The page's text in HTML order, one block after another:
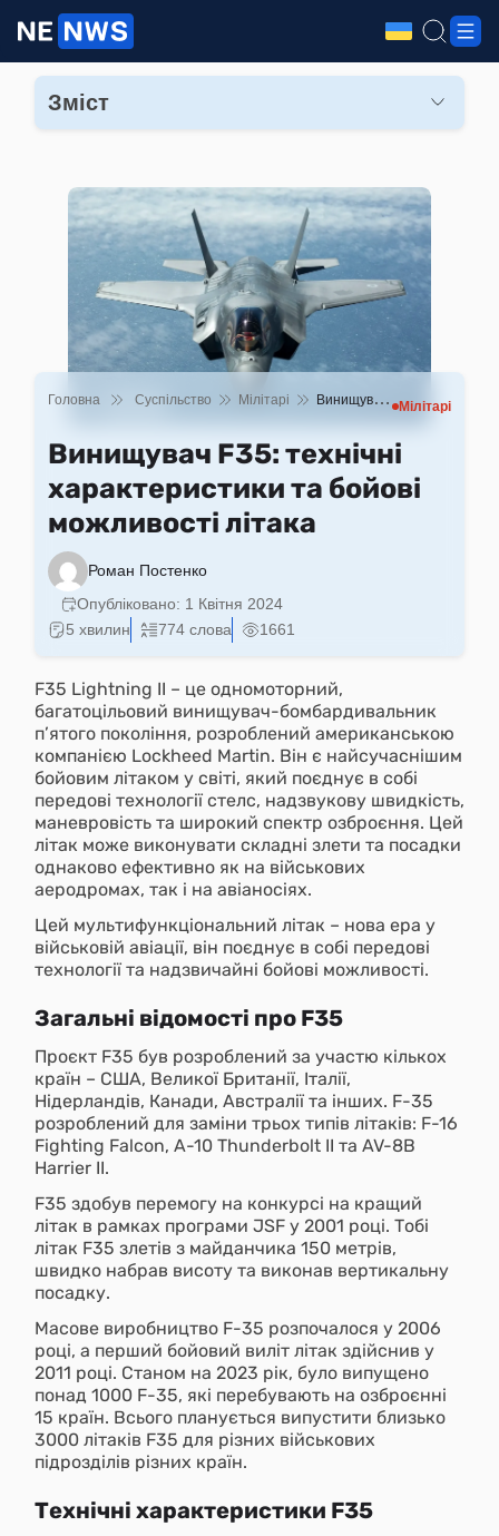
Головна Суспільство Мілітарі Винищувач F35: технічні характеристики та бойові можливості літака Мілітарі
Винищувач F35: технічні
характеристики та бойові
можливості літака
Роман Постенко
5 хвилин 774 слова 1661
Опубліковано: 1 Квітня 2024
F35 Lightning II – це одномоторний,
багатоцільовий винищувач-бомбардивальник
п’ятого покоління, розроблений американською
компанією Lockheed Martin. Він є найсучаснішим
бойовим літаком у світі, який поєднує в собі
передові технології стелс, надзвукову швидкість,
маневровість та широкий спектр озброєння. Цей
літак може виконувати складні злети та посадки
однаково ефективно як на військових
аеродромах, так і на авіаносіях.
Цей мультифункціональний літак – нова ера у
військовій авіації, він поєднує в собі передові
технології та надзвичайні бойові можливості.
Загальні відомості про F35
Проєкт F35 був розроблений за участю кількох
країн – США, Великої Британії, Італії,
Нідерландів, Канади, Австралії та інших. F-35
розроблений для заміни трьох типів літаків: F-16
Fighting Falcon, A-10 Thunderbolt II та AV-8B
Harrier II.
F35 здобув перемогу на конкурсі на кращий
літак в рамках програми JSF у 2001 році. Тобі
літак F35 злетів з майданчика 150 метрів,
швидко набрав висоту та виконав вертикальну
посадку.
Масове виробництво F-35 розпочалося у 2006
році, а перший бойовий виліт літак здійснив у
2011 році. Станом на 2023 рік, було випущено
понад 1000 F-35, які перебувають на озброєнні
15 країн. Всього планується випустити близько
3000 літаків F35 для різних військових
підрозділів різних країн.
Технічні характеристики F35
Зміст
Технічні характеристики F35
Бойове застосування літака F35
Вартість літака F35
F35 проти СУ-57: порівняння моделей